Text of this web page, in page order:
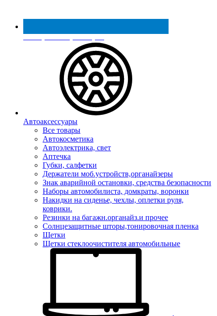
Реестр МинПромТорга
Автоаксессуары
Все товары
Автокосметика
Автоэлектрика, свет
Аптечка
Губки, салфетки
Держатели моб.устройств,органайзеры
Знак аварийной остановки, средства безопасности
Наборы автомобилиста, домкраты, воронки
Накидки на сиденье, чехлы, оплетки руля,
коврики.
Резинки на багажн.органайз.и прочее
Солнцезащитные шторы,тонировочная пленка
Щетки
Щетки стеклоочистителя автомобильные